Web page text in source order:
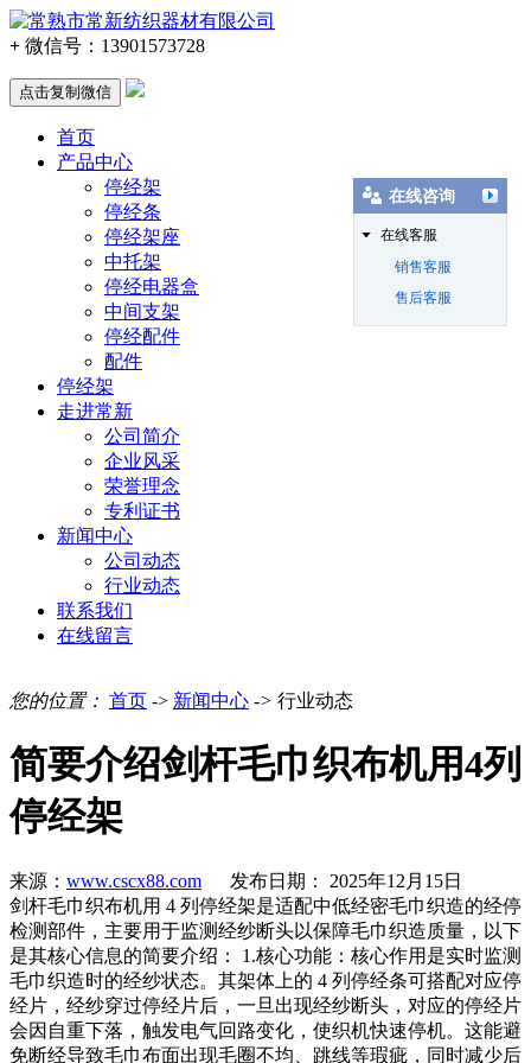
+ 微信号： 13901573728
点击复制微信
首页
产品中心
停经架
停经条
停经架座
中托架
停经电器盒
中间支架
停经配件
配件
停经架
走进常新
公司简介
企业风采
荣誉理念
专利证书
新闻中心
公司动态
行业动态
联系我们
在线留言
您的位置： 首页 -> 新闻中心 -> 行业动态
简要介绍剑杆毛巾织布机用4列
停经架
来源： www.cscx88.com 发布日期： 2025年12月15日
剑杆毛巾织布机用 4 列停经架是适配中低经密毛巾织造的经停
检测部件，主要用于监测经纱断头以保障毛巾织造质量，以下
是其核心信息的简要介绍： 1.核心功能：核心作用是实时监测
毛巾织造时的经纱状态。其架体上的 4 列停经条可搭配对应停
经片，经纱穿过停经片后，一旦出现经纱断头，对应的停经片
会因自重下落，触发电气回路变化，使织机快速停机。这能避
免断经导致毛巾布面出现毛圈不均、跳线等瑕疵，同时减少后
在线咨询
在线客服
销售客服
售后客服